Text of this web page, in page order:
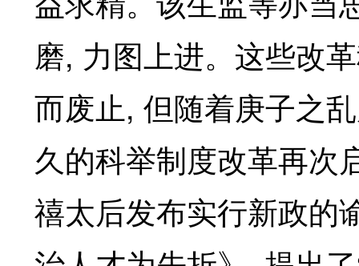
磨, 力图上进。这些改
而废止, 但随着庚子之
久的科举制度改革再次
禧太后发布实行新政的